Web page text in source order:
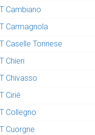
Cambiano
Carmagnola
Caselle Torinese
Chieri
Chivasso
Cirié
Collegno
Cuorgne